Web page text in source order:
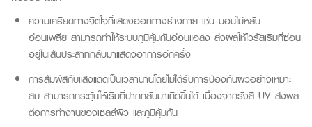
ความเครียดทางจิตใจที่แสดงออกทางร่างกาย เช่น นอนไม่หลับ
อ่อนเพลีย สามารถทำให้ระบบภูมิคุ้มกันอ่อนแอลง ส่งผลให้ไวรัสเริมที่ซ่อน
อยู่ในเส้นประสาทกลับมาแสดงอาการอีกครั้ง
การสัมผัสกับแสงแดดเป็นเวลานานโดยไม่ได้รับการป้องกันผิวอย่างเหมาะ
สม สามารถกระตุ้นให้เริมที่ปากกลับมาเกิดขึ้นได้ เนื่องจากรังสี UV ส่งผล
ต่อการทำงานของเซลล์ผิว และภูมิคุ้มกัน